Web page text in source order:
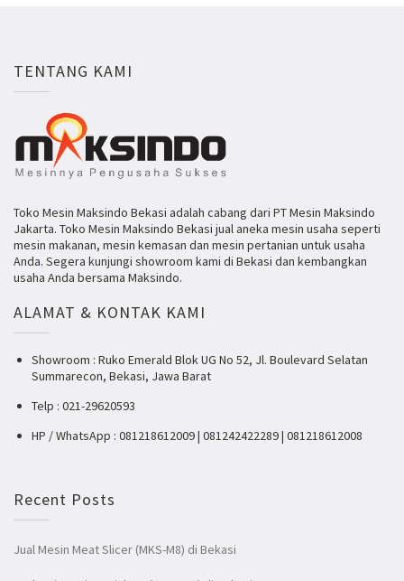
TENTANG KAMI
Toko Mesin Maksindo Bekasi adalah cabang dari PT Mesin Maksindo
Jakarta. Toko Mesin Maksindo Bekasi jual aneka mesin usaha seperti
mesin makanan, mesin kemasan dan mesin pertanian untuk usaha
Anda. Segera kunjungi showroom kami di Bekasi dan kembangkan
usaha Anda bersama Maksindo.
ALAMAT & KONTAK KAMI
Showroom : Ruko Emerald Blok UG No 52, Jl. Boulevard Selatan
Summarecon, Bekasi, Jawa Barat
Telp : 021-29620593
HP / WhatsApp : 081218612009 | 081242422289 | 081218612008
Recent Posts
Jual Mesin Meat Slicer (MKS-M8) di Bekasi